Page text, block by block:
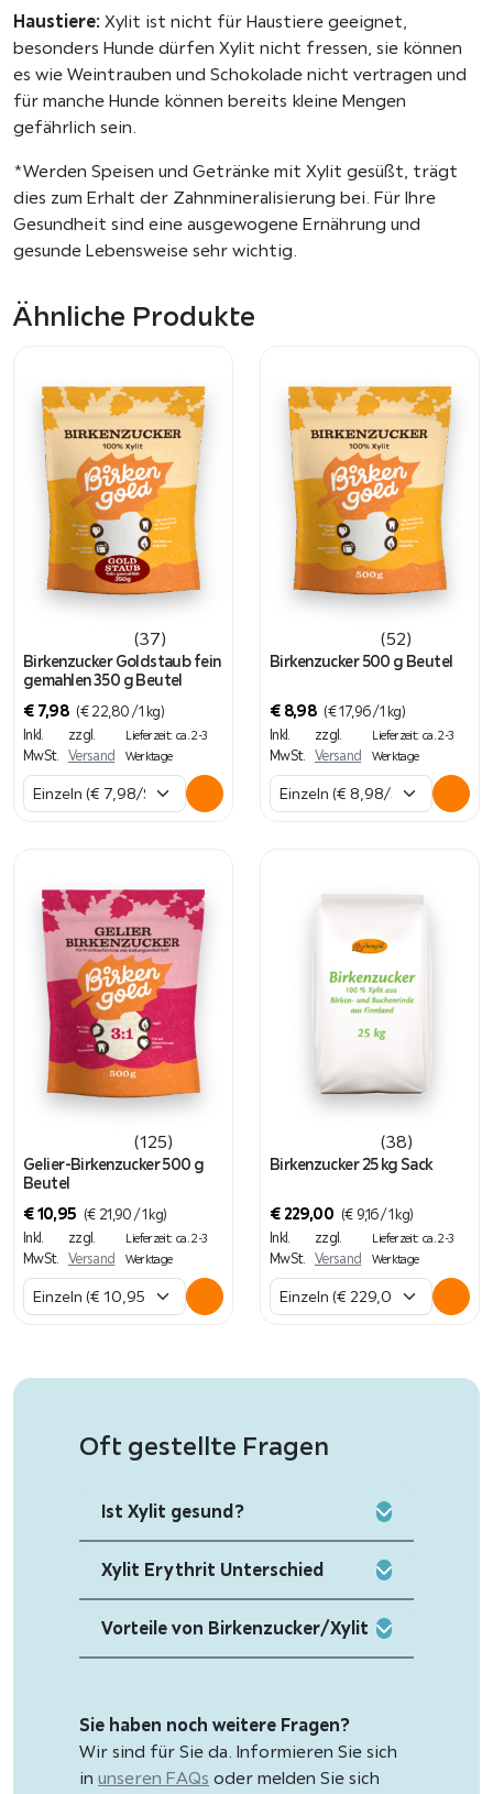
n
r
i
n
d
e
M
e
n
e
Haustiere: Xylit ist nicht für Haustiere geeignet,
besonders Hunde dürfen Xylit nicht fressen, sie können
es wie Weintrauben und Schokolade nicht vertragen und
für manche Hunde können bereits kleine Mengen
gefährlich sein.
*Werden Speisen und Getränke mit Xylit gesüßt, trägt
dies zum Erhalt der Zahnmineralisierung bei. Für Ihre
Gesundheit sind eine ausgewogene Ernährung und
gesunde Lebensweise sehr wichtig.
Ähnliche Produkte
(37)
Birkenzucker Goldstaub fein
gemahlen 350 g Beutel
€ 7,98 (€ 22,80 / 1 kg)
Inkl.
MwSt.
zzgl.
Versand
Lieferzeit: ca. 2-3
Werktage
(52)
Birkenzucker 500 g Beutel
€ 8,98 (€17,96/ 1 kg)
Inkl.
MwSt.
zzgl.
Versand
Lieferzeit: ca. 2-3
Werktage
(125)
Gelier-Birkenzucker 500 g
Beutel
€10,95 (€ 21,90 / 1 kg)
Inkl.
MwSt.
zzgl.
Versand
Lieferzeit: ca. 2-3
Werktage
(38)
Birkenzucker 25 kg Sack
€ 229,00 (€ 9,16/ 1 kg)
Inkl.
MwSt.
zzgl.
Versand
Lieferzeit: ca. 2-3
Werktage
Oft gestellte Fragen
Ist Xylit gesund?
Xylit Erythrit Unterschied
Vorteile von Birkenzucker/Xylit
Sie haben noch weitere Fragen?
Wir sind für Sie da. Informieren Sie sich
in unseren FAQs oder melden Sie sich